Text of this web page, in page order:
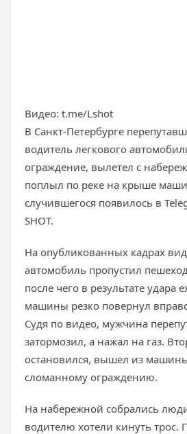
Видео: t.me/Lshot
В Санкт-Петербурге
водитель легкового
ограждение, вылетел с
поплыл по реке на крыше
случившегося появилось в
SHOT.
На опубликованных кадрах
автомобиль пропустил
после чего в результате удара
машины резко повернул
Судя по видео, мужчина
затормозил, а нажал на газ.
остановился, вышел из
сломанному ограждению.
На набережной собрались
водителю хотели кинуть трос.